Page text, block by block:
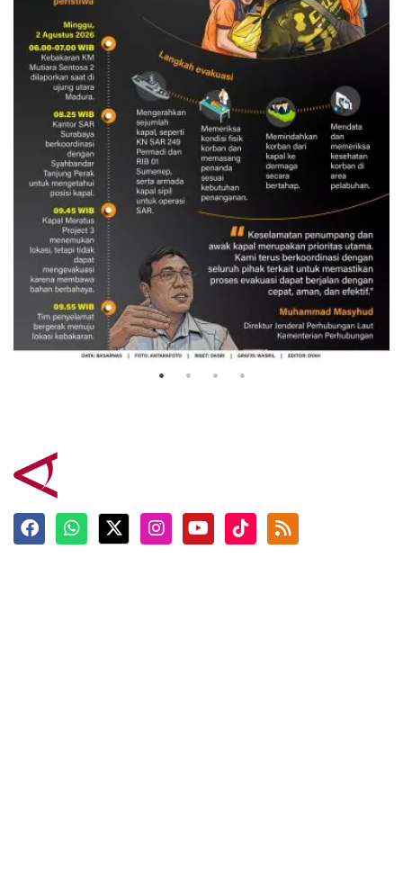
Evakuasi korban kebakaran KM
Mutiara Sentosa 2
3 Agustus 2026